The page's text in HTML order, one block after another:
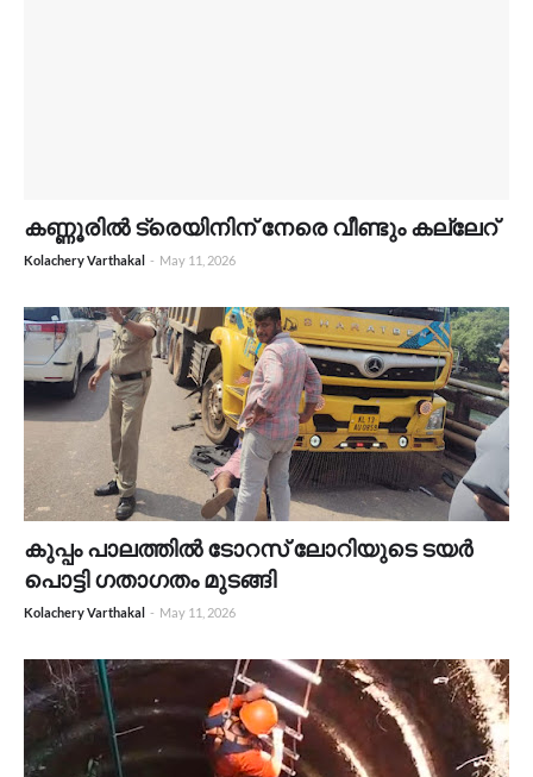
കണ്ണൂരിൽ ട്രെയിനിന് നേരെ വീണ്ടും കല്ലേറ്
Kolachery Varthakal - May 11, 2026
കുപ്പം പാലത്തിൽ ടോറസ് ലോറിയുടെ ടയർ
പൊട്ടി ഗതാഗതം മുടങ്ങി
Kolachery Varthakal - May 11, 2026